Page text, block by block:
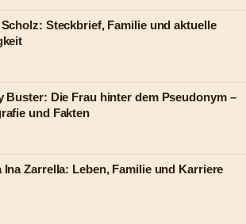
Steckbrief, Familie und aktuelle
Buster: Die Frau hinter dem Pseudonym –
und Fakten
Ina Zarrella: Leben, Familie und Karriere